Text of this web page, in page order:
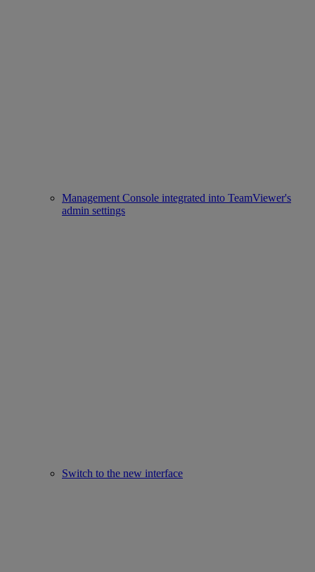
Management Console integrated into TeamViewer's
admin settings
Switch to the new interface